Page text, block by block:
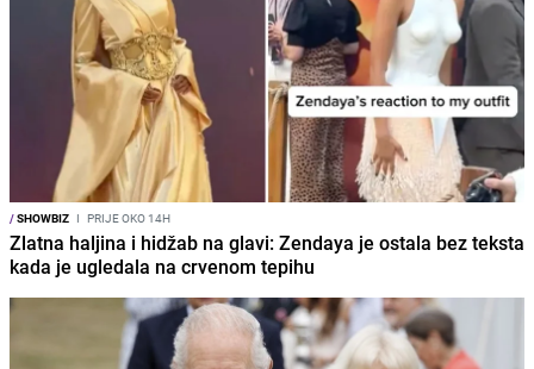
/SHOWBIZ I PRIJE OKO 14H
Zlatna haljina i hidžab na glavi: Zendaya je ostala bez teksta
kada je ugledala na crvenom tepihu